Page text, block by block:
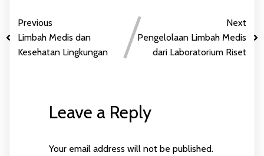
Previous
Limbah Medis dan
Kesehatan Lingkungan
Next
Pengelolaan Limbah Medis
dari Laboratorium Riset
Leave a Reply
Your email address will not be published.